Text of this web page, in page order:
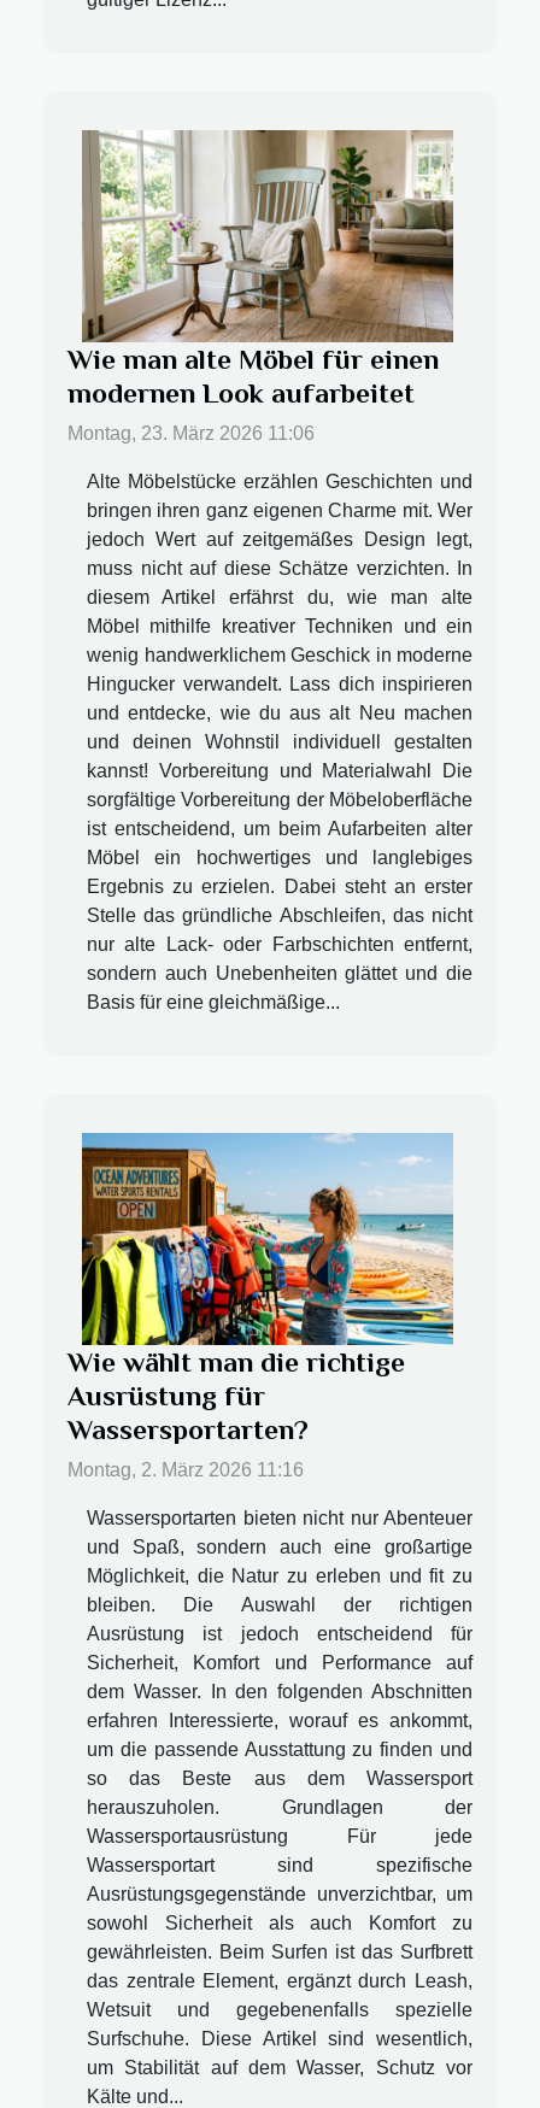
Wie man alte Möbel für einen
modernen Look aufarbeitet
Montag, 23. März 2026 11:06
Alte Möbelstücke erzählen Geschichten und
bringen ihren ganz eigenen Charme mit. Wer
jedoch Wert auf zeitgemäßes Design legt,
muss nicht auf diese Schätze verzichten. In
diesem Artikel erfährst du, wie man alte
Möbel mithilfe kreativer Techniken und ein
wenig handwerklichem Geschick in moderne
Hingucker verwandelt. Lass dich inspirieren
und entdecke, wie du aus alt Neu machen
und deinen Wohnstil individuell gestalten
kannst! Vorbereitung und Materialwahl Die
sorgfältige Vorbereitung der Möbeloberfläche
ist entscheidend, um beim Aufarbeiten alter
Möbel ein hochwertiges und langlebiges
Ergebnis zu erzielen. Dabei steht an erster
Stelle das gründliche Abschleifen, das nicht
nur alte Lack- oder Farbschichten entfernt,
sondern auch Unebenheiten glättet und die
Basis für eine gleichmäßige...
Wie wählt man die richtige
Ausrüstung für
Wassersportarten?
Montag, 2. März 2026 11:16
Wassersportarten bieten nicht nur Abenteuer
und Spaß, sondern auch eine großartige
Möglichkeit, die Natur zu erleben und fit zu
bleiben. Die Auswahl der richtigen
Ausrüstung ist jedoch entscheidend für
Sicherheit, Komfort und Performance auf
dem Wasser. In den folgenden Abschnitten
erfahren Interessierte, worauf es ankommt,
um die passende Ausstattung zu finden und
so das Beste aus dem Wassersport
herauszuholen. Grundlagen der
Wassersportausrüstung Für jede
Wassersportart sind spezifische
Ausrüstungsgegenstände unverzichtbar, um
sowohl Sicherheit als auch Komfort zu
gewährleisten. Beim Surfen ist das Surfbrett
das zentrale Element, ergänzt durch Leash,
Wetsuit und gegebenenfalls spezielle
Surfschuhe. Diese Artikel sind wesentlich,
um Stabilität auf dem Wasser, Schutz vor
Kälte und...